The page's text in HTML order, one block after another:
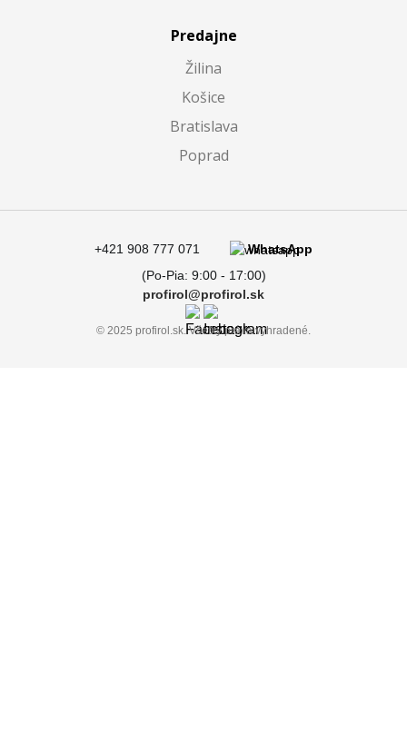
Predajne
Žilina
Košice
Bratislava
Poprad
© 2025 profirol.sk. Všetky práva vyhradené.
+421 908 777 071
(Po-Pia: 9:00 - 17:00)
WhatsApp
profirol@profirol.sk